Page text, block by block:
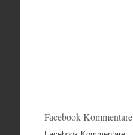
Facebook Kommentare